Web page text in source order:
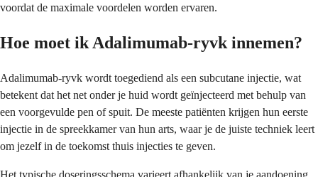
voordat de maximale voordelen worden ervaren.
Hoe moet ik Adalimumab-ryvk innemen?
Adalimumab-ryvk wordt toegediend als een subcutane injectie, wat
betekent dat het net onder je huid wordt geïnjecteerd met behulp van
een voorgevulde pen of spuit. De meeste patiënten krijgen hun eerste
injectie in de spreekkamer van hun arts, waar je de juiste techniek leert
om jezelf in de toekomst thuis injecties te geven.